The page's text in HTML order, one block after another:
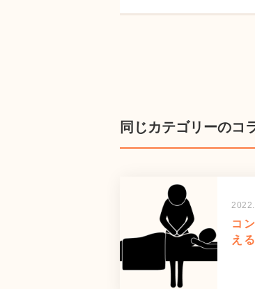
同じカテゴリーのコ
コ
え